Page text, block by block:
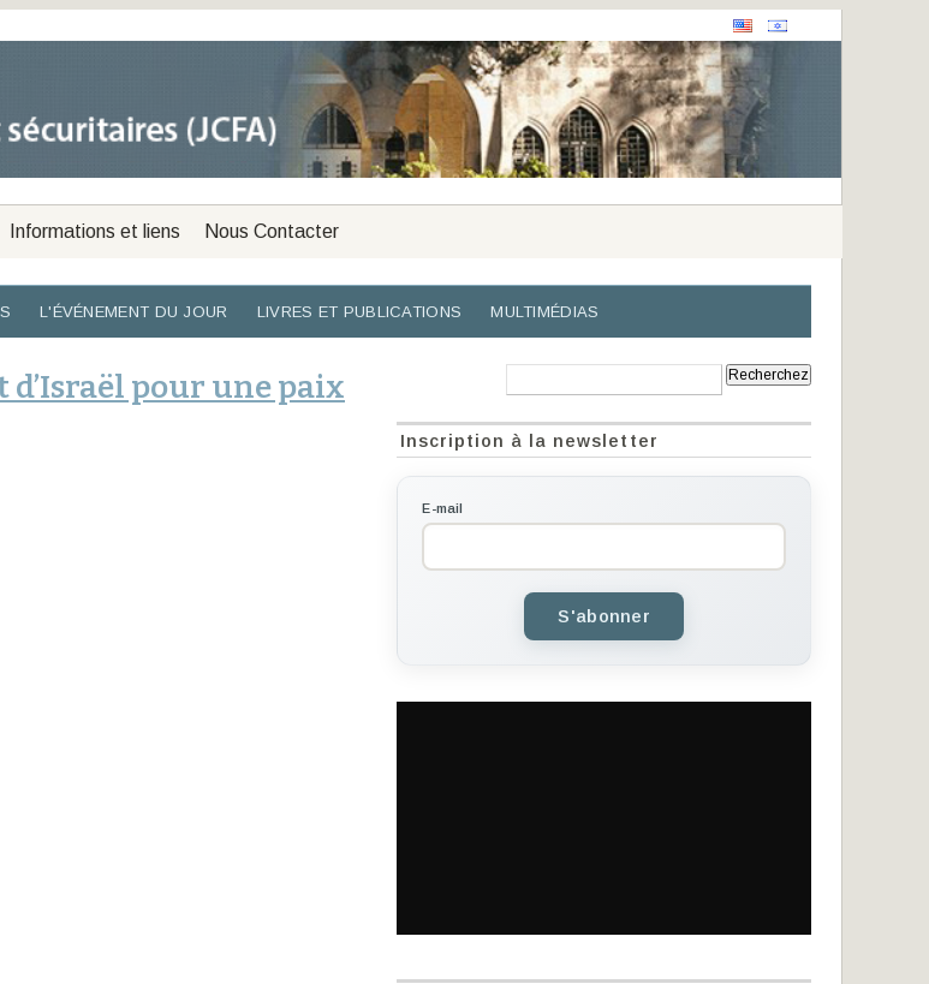
Informations et liens Nous Contacter
L'ÉVÉNEMENT DU JOUR LIVRES ET PUBLICATIONS MULTIMÉDIAS
d’Israël pour une paix
Inscription à la newsletter
E-mail
S'abonner